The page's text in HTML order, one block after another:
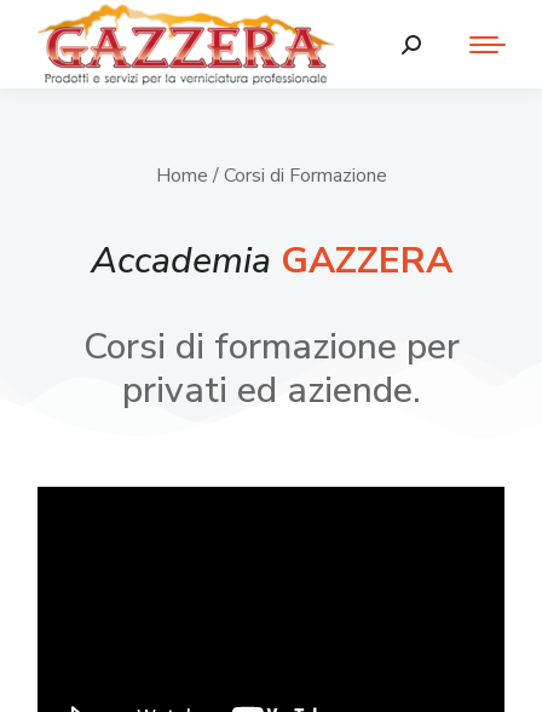
Home / Corsi di Formazione
Accademia GAZZERA
Corsi di formazione per
privati ed aziende.